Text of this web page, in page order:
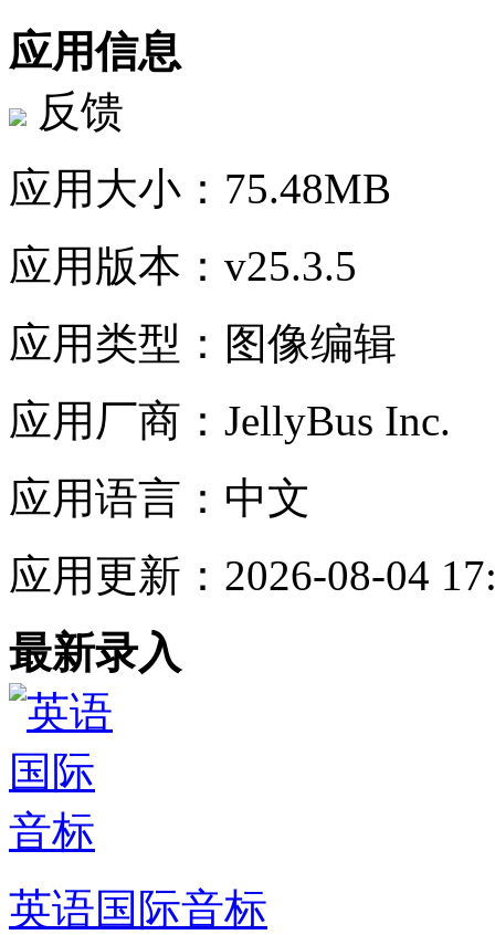
应用信息
反馈
应用大小： 75.48MB
应用版本： v25.3.5
应用类型： 图像编辑
应用厂商： JellyBus Inc.
应用语言： 中文
应用更新： 2026-08-04
最新录入
英语国际音标